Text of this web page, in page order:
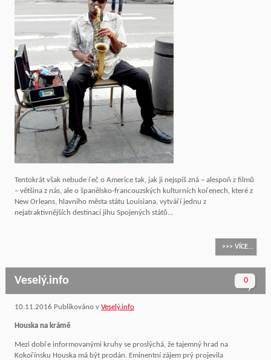
Tentokrát však nebude řeč o Americe tak, jak ji nejspíš zná – alespoň z filmů
– většina z nás, ale o španělsko-francouzských kulturních kořenech, které z
New Orleans, hlavního města státu Louisiana, vytváří jednu z
nejatraktivnějších destinací jihu Spojených států...
>>> VÍCE...
0
Veselý.info
10.11.2016 Publikováno v Veselý.info
Houska na krámě
Mezi dobře informovanými kruhy se proslýchá, že tajemný hrad na
Kokořínsku Houska má být prodán. Eminentní zájem prý projevila